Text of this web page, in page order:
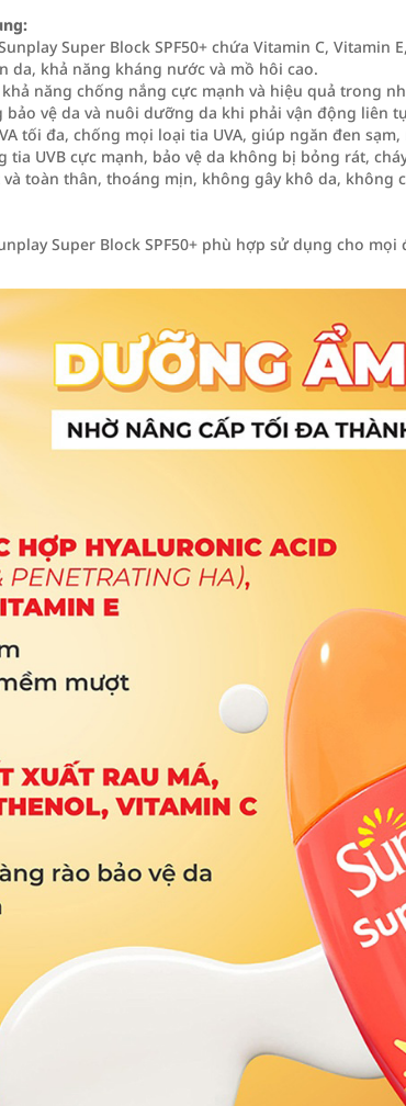
Super Block SPF50+ chứa Vitamin C, Vitamin
da, khả năng kháng nước và mồ hôi cao.
năng chống nắng cực mạnh và hiệu quả trong
bảo vệ da và nuôi dưỡng da khi phải vận động liên
tối đa, chống mọi loại tia UVA, giúp ngăn đen
tia UVB cực mạnh, bảo vệ da không bị bỏng rát,
toàn thân, thoáng mịn, không gây khô da, không
Super Block SPF50+ phù hợp sử dụng cho